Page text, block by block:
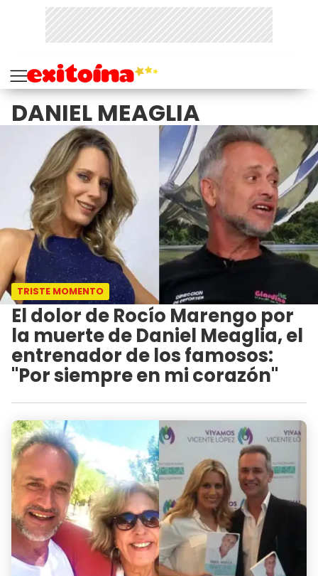
DANIEL MEAGLIA
TRISTE MOMENTO
El dolor de Rocío Marengo por
la muerte de Daniel Meaglia, el
entrenador de los famosos:
"Por siempre en mi corazón"